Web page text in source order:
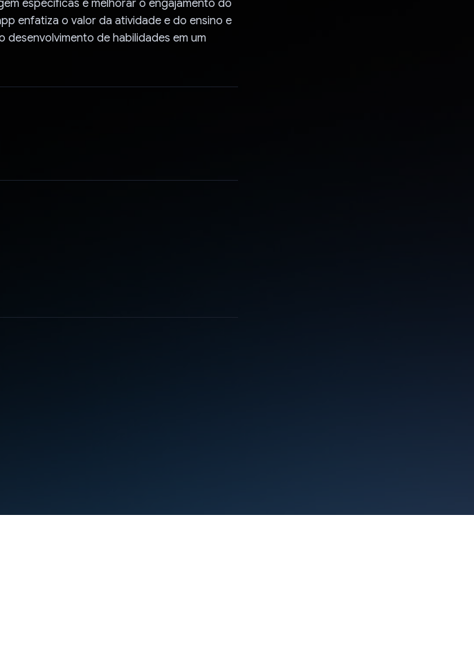
específicas e melhorar o engajamento do
enfatiza o valor da atividade e do ensino e
de habilidades em um